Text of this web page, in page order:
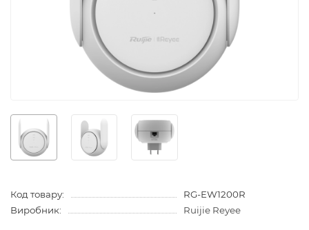
Код товару:
RG-EW1200R
Виробник:
Ruijie Reyee